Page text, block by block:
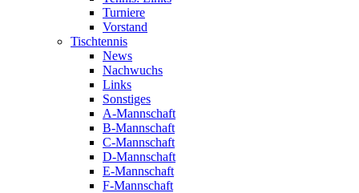
Turniere
Vorstand
Tischtennis
News
Nachwuchs
Links
Sonstiges
A-Mannschaft
B-Mannschaft
C-Mannschaft
D-Mannschaft
E-Mannschaft
F-Mannschaft